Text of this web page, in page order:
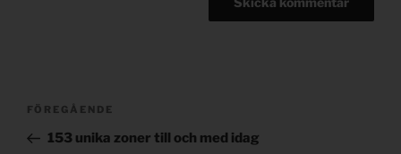
Post
Föregående
inlägg
FÖREGÅENDE
153 unika zoner till och med idag